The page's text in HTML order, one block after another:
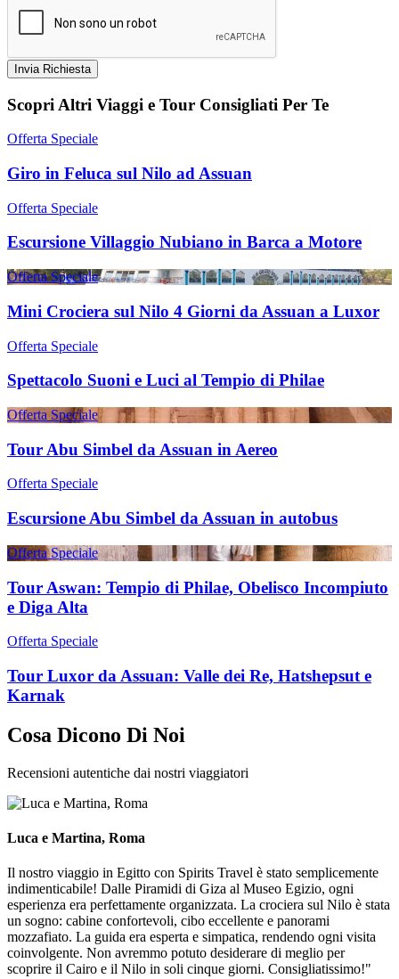
Invia Richiesta
Scopri Altri Viaggi e Tour Consigliati Per Te
Offerta Speciale
Giro in Feluca sul Nilo ad Assuan
Offerta Speciale
Escursione Villaggio Nubiano in Barca a Motore
Offerta Speciale
Mini Crociera sul Nilo 4 Giorni da Assuan a Luxor
Offerta Speciale
Spettacolo Suoni e Luci al Tempio di Philae
Offerta Speciale
Tour Abu Simbel da Assuan in Aereo
Offerta Speciale
Escursione Abu Simbel da Assuan in autobus
Offerta Speciale
Tour Aswan: Tempio di Philae, Obelisco Incompiuto
e Diga Alta
Offerta Speciale
Tour Luxor da Assuan: Valle dei Re, Hatshepsut e
Karnak
Cosa Dicono Di Noi
Recensioni autentiche dai nostri viaggiatori
Luca e Martina, Roma
Il nostro viaggio in Egitto con Spirits Travel è stato semplicemente
indimenticabile! Dalle Piramidi di Giza al Museo Egizio, ogni
esperienza era perfettamente organizzata. La crociera sul Nilo è stata
un sogno: cabine confortevoli, cibo eccellente e panorami
mozzafiato. La guida era esperta e simpatica, rendendo ogni visita
coinvolgente. Non avremmo potuto desiderare di meglio per
scoprire il Cairo e il Nilo in soli cinque giorni. Consigliatissimo!"